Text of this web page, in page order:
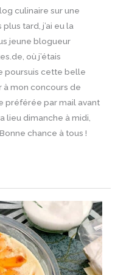
culinaire sur une
tard, j’ai eu la
jeune blogueur
où j’étais
poursuis cette belle
à mon concours de
préférée par mail avant
lieu dimanche à midi,
chance à tous !